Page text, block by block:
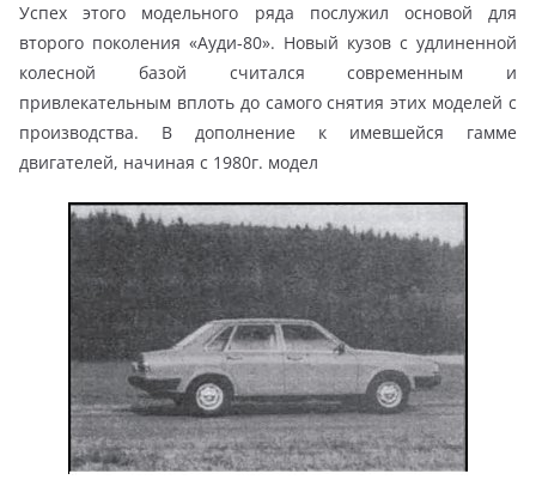
Успех этого модельного ряда послужил основой для
второго поколения «Ауди-80». Новый кузов с удлиненной
колесной базой считался современным и
привлекательным вплоть до самого снятия этих моделей с
производства. В дополнение к имевшейся гамме
двигателей, начиная с 1980г. модел